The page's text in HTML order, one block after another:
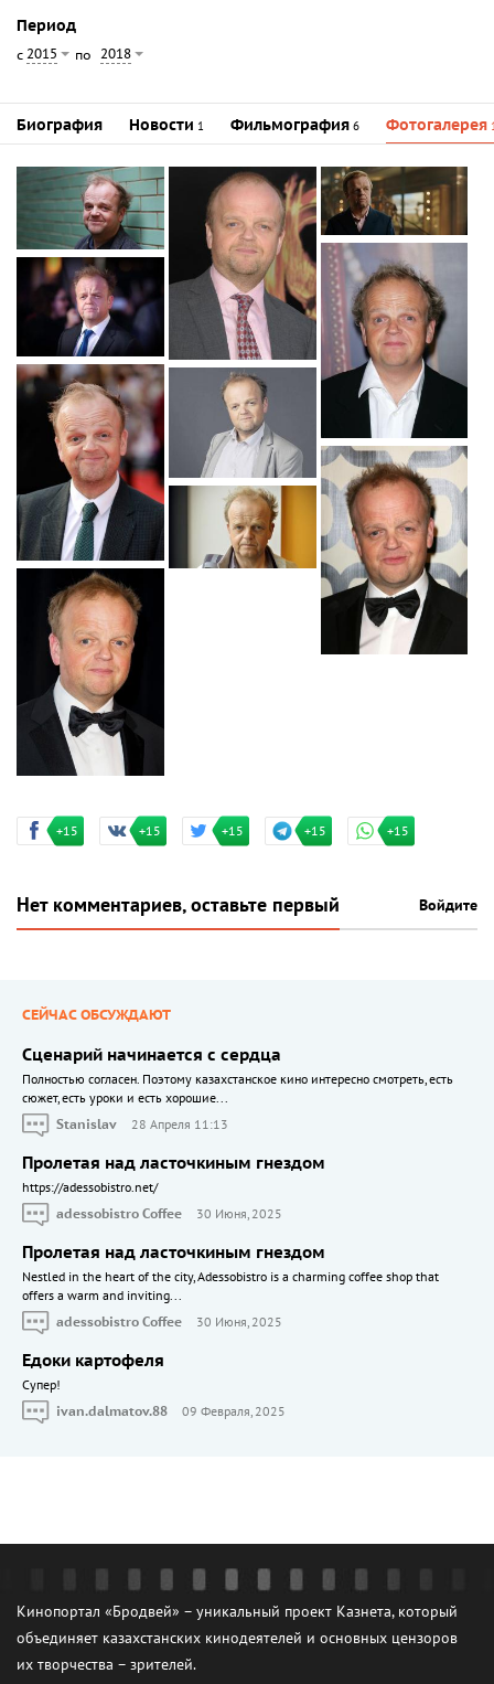
Период
с 2015 по 2018
Биография Новости 1 Фильмография 6 Фотогалерея
+15 +15 +15 +15 +15
Нет комментариев, оставьте первый Войдите
СЕЙЧАС ОБСУЖДАЮТ
Сценарий начинается с сердца
Полностью согласен. Поэтому казахстанское кино интересно смотреть, есть
сюжет, есть уроки и есть хорошие...
Stanislav
28 Апреля 11:13
Пролетая над ласточкиным гнездом
https://adessobistro.net/
adessobistro Coffee
30 Июня, 2025
Пролетая над ласточкиным гнездом
Nestled in the heart of the city, Adessobistro is a charming coffee shop that
offers a warm and inviting...
adessobistro Coffee
30 Июня, 2025
Едоки картофеля
Cупер!
ivan.dalmatov.88
09 Февраля, 2025
Кинопортал «Бродвей» – уникальный проект Казнета, который
объединяет казахстанских кинодеятелей и основных цензоров
их творчества – зрителей.